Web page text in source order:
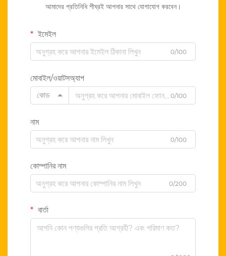
আমাদের প্রতিনিধি শীঘ্রই আপনার সাথে যোগাযোগ করবেন।
ইমেইল
0/100
মোবাইল/ওয়াটসঅ্যাপ
কোড
0/100
নাম
0/100
কোম্পানির নাম
0/200
বার্তা